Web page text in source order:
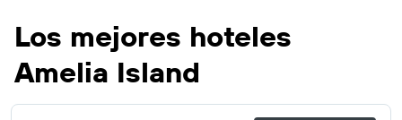
Los mejores hoteles
Amelia Island